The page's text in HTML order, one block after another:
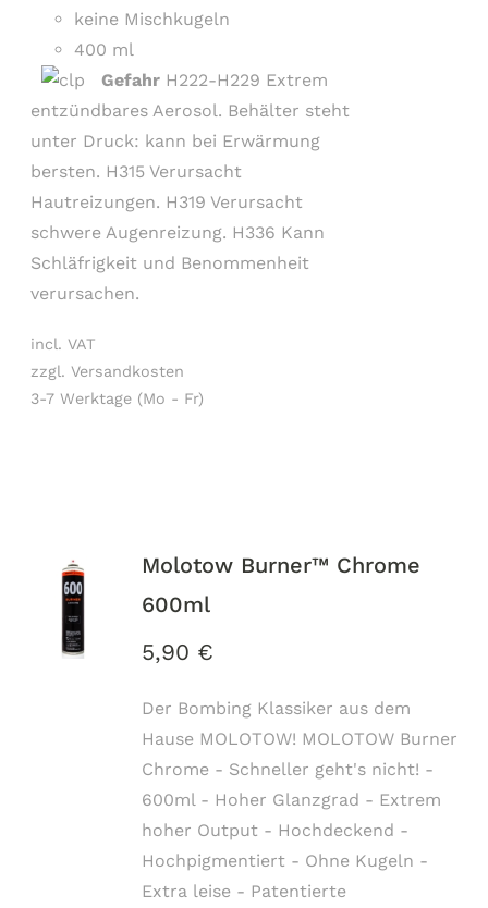
keine Mischkugeln
400 ml
Gefahr H222-H229 Extrem
entzündbares Aerosol. Behälter steht
unter Druck: kann bei Erwärmung
bersten. H315 Verursacht
Hautreizungen. H319 Verursacht
schwere Augenreizung. H336 Kann
Schläfrigkeit und Benommenheit
verursachen.
incl. VAT
zzgl. Versandkosten
3-7 Werktage (Mo - Fr)
Molotow Burner™ Chrome
600ml
5,90 €
Der Bombing Klassiker aus dem
Hause MOLOTOW! MOLOTOW Burner
Chrome - Schneller geht's nicht! -
600ml - Hoher Glanzgrad - Extrem
hoher Output - Hochdeckend -
Hochpigmentiert - Ohne Kugeln -
Extra leise - Patentierte